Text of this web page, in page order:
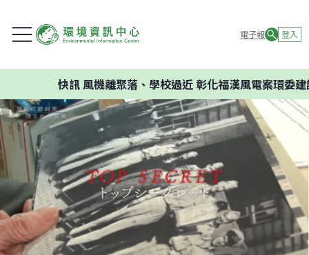
電子報 登入
快訊風機離聚落、學校過近 彰化福漢風電案環委建議